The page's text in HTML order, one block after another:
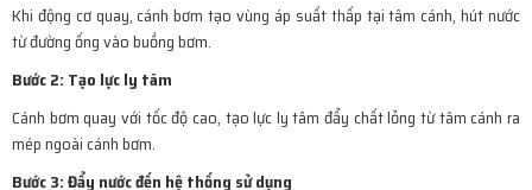
Khi động cơ quay, cánh bơm tạo vùng áp suất thấp tại tâm cánh, hút nước
từ đường ống vào buồng bơm.
Bước 2: Tạo lực ly tâm
Cánh bơm quay với tốc độ cao, tạo lực ly tâm đẩy chất lỏng từ tâm cánh ra
mép ngoài cánh bơm.
Bước 3: Đẩy nước đến hệ thống sử dụng